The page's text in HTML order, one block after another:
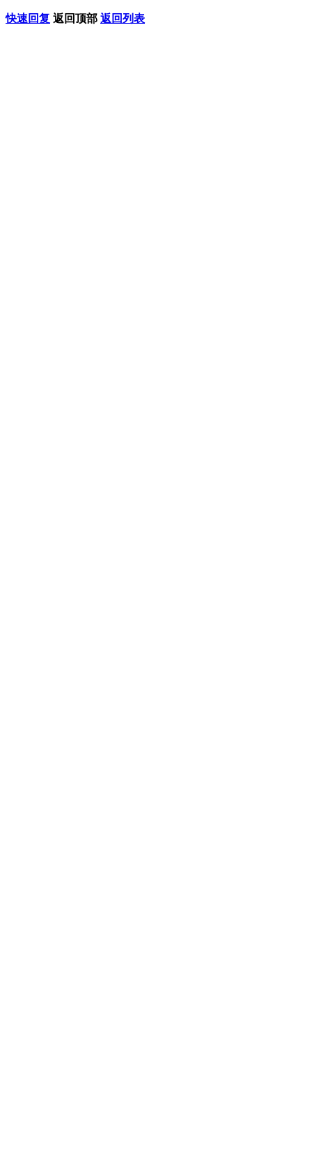
快速回复 返回顶部 返回列表